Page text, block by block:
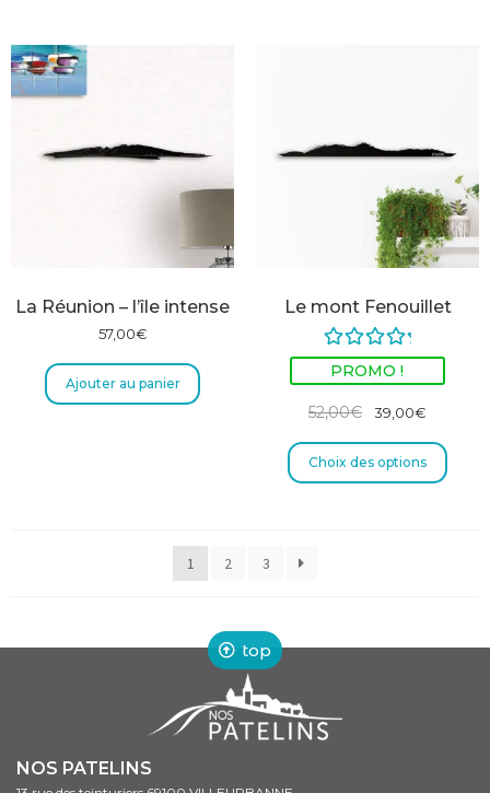
La Réunion – l’île intense
57,00€
Ajouter au panier
Le mont Fenouillet
Note5.00
sur 5
PROMO !
52,00€ 39,00€
Choix des options
1 2 3
top
NOS PATELINS